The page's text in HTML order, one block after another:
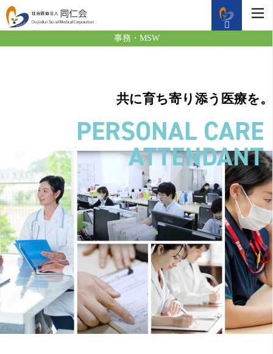
事務・MSW
共に育ち寄り添う医療を。
PERSONAL CARE
ATTENDANT